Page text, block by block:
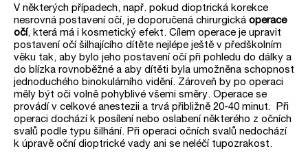
V některých případech, např. pokud dioptrická korekce
nesrovná postavení očí, je doporučená chirurgická operace
očí, která má i kosmetický efekt. Cílem operace je upravit
postavení očí šilhajícího dítěte nejlépe ještě v předškolním
věku tak, aby bylo jeho postavení očí při pohledu do dálky a
do blízka rovnoběžné a aby dítěti byla umožněna schopnost
jednoduchého binokulárního vidění. Zároveň by po operaci
měly být oči volně pohyblivé všemi směry. Operace se
provádí v celkové anestezii a trvá přibližně 20-40 minut. Při
operaci dochází k posílení nebo oslabení některého z očních
svalů podle typu šilhání. Při operaci očních svalů nedochází
k úpravě oční dioptrické vady ani se neléčí tupozrakost.